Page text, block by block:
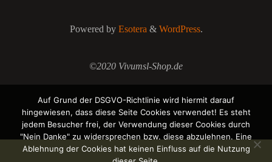
Powered byEsotera& WordPress.
©2020 Vivumsl-Shop.de
Auf Grund der DSGVO-Richtlinie wird hiermit darauf
hingewiesen, dass diese Seite Cookies verwendet! Es steht
jedem Besucher frei, der Verwendung dieser Cookies durch
"Nein Danke" zu widersprechen bzw. diese abzulehnen. Eine
Ablehnung der Cookies hat keinen Einfluss auf die Nutzung